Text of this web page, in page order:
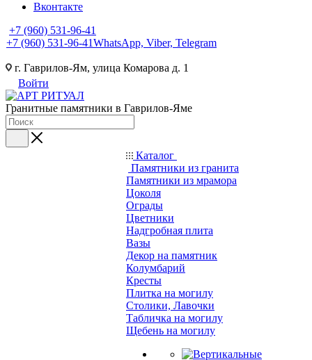
Вконтакте
+7 (960) 531-96-41
+7 (960) 531-96-41WhatsApp, Viber, Telegram
г. Гаврилов-Ям, улица Комарова д. 1
Войти
Гранитные памятники в Гаврилов-Яме
Каталог
Памятники из гранита
Памятники из мрамора
Цоколя
Ограды
Цветники
Надгробная плита
Вазы
Декор на памятник
Колумбарий
Кресты
Плитка на могилу
Столики, Лавочки
Табличка на могилу
Щебень на могилу